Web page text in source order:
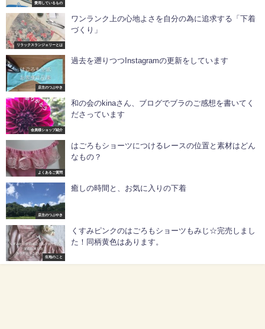
愛用しているもの
リラックスランジェリーとは
ワンランク上の心地よさを自分の為に追求する「下着
づくり」
店主のつぶやき
過去を遡りつつInstagramの更新をしています
会員様ショップ紹介
和の会のkinaさん、ブログでブラのご感想を書いてく
ださっています
よくあるご質問
はごろもショーツにつけるレースの位置と素材はどん
なもの？
店主のつぶやき
癒しの時間と、お気に入りの下着
生地のこと
くすみピンクのはごろもショーツもみじ☆完売しまし
た！同柄黄色はあります。